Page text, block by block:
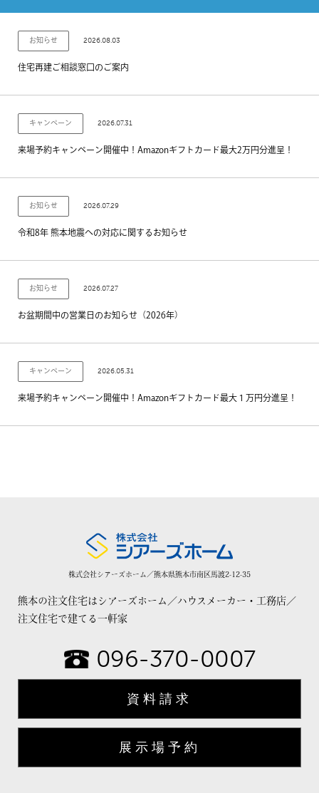
お知らせ 2026.08.03
住宅再建ご相談窓口のご案内
キャンペーン 2026.07.31
来場予約キャンペーン開催中！Amazonギフトカード最大2万円分進呈！
お知らせ 2026.07.29
令和8年 熊本地震への対応に関するお知らせ
お知らせ 2026.07.27
お盆期間中の営業日のお知らせ（2026年）
キャンペーン 2026.05.31
来場予約キャンペーン開催中！Amazonギフトカード最大１万円分進呈！
株式会社シアーズホーム／熊本県熊本市南区馬渡2-12-35
熊本の注文住宅はシアーズホーム／ハウスメーカー・工務店／
注文住宅で建てる一軒家
096-370-0007
資料請求
展示場予約